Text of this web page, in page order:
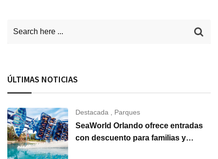
ÚLTIMAS NOTICIAS
Destacada Parques
SeaWorld Orlando ofrece entradas
con descuento para familias y